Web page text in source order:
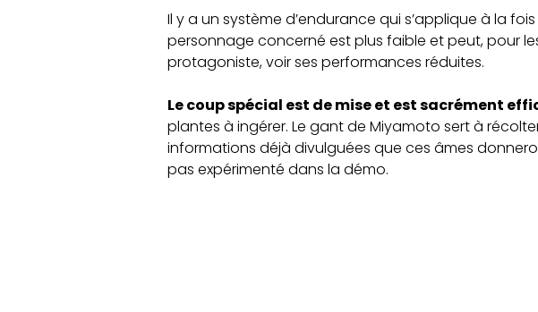
Il y a un système d’endurance qui s’applique à la
personnage concerné est plus faible et peut, pour
protagoniste, voir ses performances réduites.
Le coup spécial est de mise et est sacrément
plantes à ingérer. Le gant de Miyamoto sert à
informations déjà divulguées que ces âmes
pas expérimenté dans la démo.